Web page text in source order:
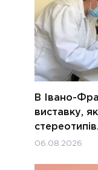
В Івано-
виставку,
06.08.2026